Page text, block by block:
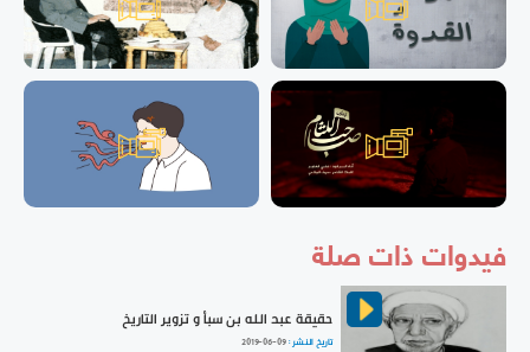
فيدوات ذات صلة
حقيقة عبد الله بن سبأ و تزوير التاريخ
تاريخ النشر :2019-06-09